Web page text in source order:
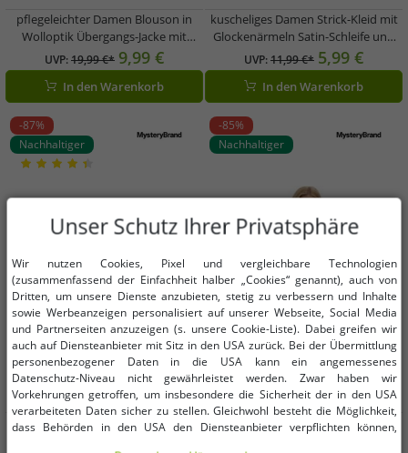
pflegeleichter Damen Blouson in
Wolloptik Übergangs-Jacke mit
Zierknöpfen Große Größen 973668
Grün
UVP:19,99 €* 9,99 €
In den Warenkorb
kuscheliges Damen Strick-Kleid mit
Glockenärmeln Satin-Schleife und
Pailletten Mini-Kleid 926762 Weiß
UVP:11,99 €* 5,99 €
In den Warenkorb
-87%
Nachhaltiger
Verfügbare Größen
-85%
Nachhaltiger
Verfügbare Größen
Unser Schutz Ihrer Privatsphäre
Wir nutzen Cookies, Pixel und vergleichbare Technologien
(zusammenfassend der Einfachheit halber „Cookies“ genannt), auch von
Dritten, um unsere Dienste anzubieten, stetig zu verbessern und Inhalte
sowie Werbeanzeigen personalisiert auf unserer Webseite, Social Media
und Partnerseiten anzuzeigen (s. unsere Cookie-Liste). Dabei greifen wir
auch auf Diensteanbieter mit Sitz in den USA zurück. Bei der Übermittlung
personenbezogener Daten in die USA kann ein angemessenes
Datenschutz-Niveau nicht gewährleistet werden. Zwar haben wir
Vorkehrungen getroffen, um insbesondere die Sicherheit der in den USA
verarbeiteten Daten sicher zu stellen. Gleichwohl besteht die Möglichkeit,
dass Behörden in den USA den Diensteanbieter verpflichten können,